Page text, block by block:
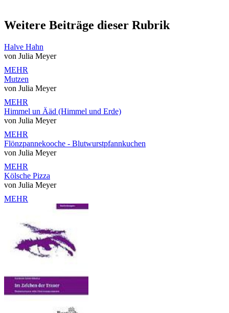
Weitere Beiträge dieser Rubrik
Halve Hahn
von Julia Meyer
MEHR
Mutzen
von Julia Meyer
MEHR
Himmel un Ääd (Himmel und Erde)
von Julia Meyer
MEHR
Flönzpannekooche - Blutwurstpfannkuchen
von Julia Meyer
MEHR
Kölsche Pizza
von Julia Meyer
MEHR